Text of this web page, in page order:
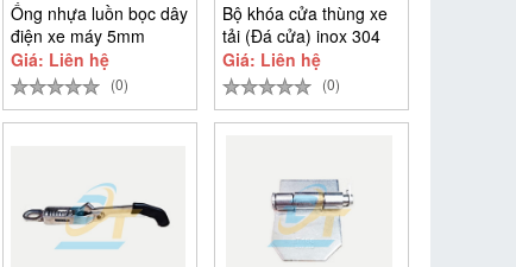
Ống nhựa luồn bọc dây
điện xe máy 5mm
(Cuộn 85m)
Giá: Liên hệ
(0)
Bộ khóa cửa thùng xe
tải (Đá cửa) inox 304
Giá: Liên hệ
(0)